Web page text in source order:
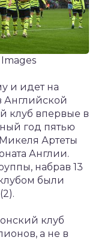
и идет на
Английской
клуб впервые в
год пятью
Артеты
Англии.
набрав 13
были
клуб
а не в